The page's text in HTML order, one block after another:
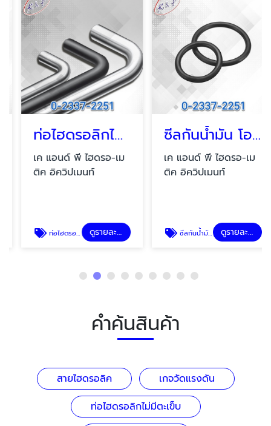
ท่อไฮดรอลิกไม่มีตะเข็บ
เค แอนด์ พี ไฮดรอ-เม
ติค อิควิปเมนท์
ท่อไฮดรอลิกไม่มีตะเข็บ ดูรายละเอียด
ซีลกันน้ำมัน โอริง บางนา
เค แอนด์ พี ไฮดรอ-เม
ติค อิควิปเมนท์
ซีลกันน้ำมัน โอริง ดูรายละเอียด
คำค้นสินค้า
สายไฮดรอลิค
เกจวัดแรงดัน
ท่อไฮดรอลิกไม่มีตะเข็บ